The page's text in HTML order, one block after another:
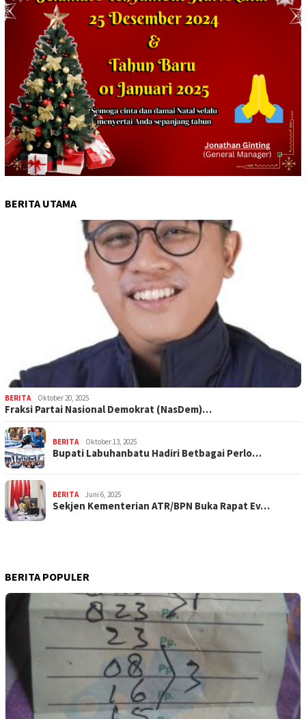
BERITA UTAMA
BERITA Oktober 20, 2025
Fraksi Partai Nasional Demokrat (NasDem)…
BERITA Oktober 13, 2025
Bupati Labuhanbatu Hadiri Betbagai Perlo…
BERITA Juni 6, 2025
Sekjen Kementerian ATR/BPN Buka Rapat Ev…
BERITA POPULER